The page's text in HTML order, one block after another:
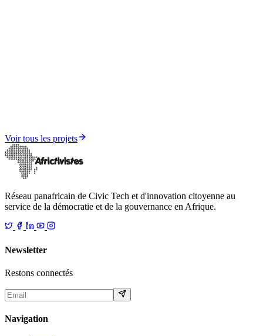
Voir tous les projets
Réseau panafricain de Civic Tech et d'innovation citoyenne au
service de la démocratie et de la gouvernance en Afrique.
Newsletter
Restons connectés
Navigation